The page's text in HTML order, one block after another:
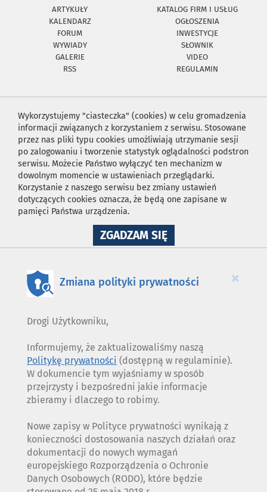
ARTYKUŁY
KATALOG FIRM I USŁUG
KALENDARZ
OGŁOSZENIA
FORUM
INWESTYCJE
WYWIADY
SŁOWNIK
GALERIE
VIDEO
RSS
REGULAMIN
Wykorzystujemy "ciasteczka" (cookies) w celu gromadzenia
informacji związanych z korzystaniem z serwisu. Stosowane
przez nas pliki typu cookies umożliwiają utrzymanie sesji
po zalogowaniu i tworzenie statystyk oglądalności podstron
serwisu. Możecie Państwo wyłączyć ten mechanizm w
dowolnym momencie w ustawieniach przeglądarki.
Korzystanie z naszego serwisu bez zmiany ustawień
dotyczących cookies oznacza, że będą one zapisane w
pamięci Państwa urządzenia.
ZGADZAM SIĘNA
WYKORZYSTANIE
×
Zmiana polityki prywatności
Drogi Użytkowniku,
Informujemy, że zaktualizowaliśmy naszą
Politykę prywatności (dostępną w regulaminie).
W dokumencie tym wyjaśniamy w sposób
przejrzysty i bezpośredni jakie informacje
zbieramy i dlaczego to robimy.
Nowe zapisy w Polityce prywatności wynikają z
konieczności dostosowania naszych działań oraz
dokumentacji do nowych wymagań
europejskiego Rozporządzenia o Ochronie
Danych Osobowych (RODO), które będzie